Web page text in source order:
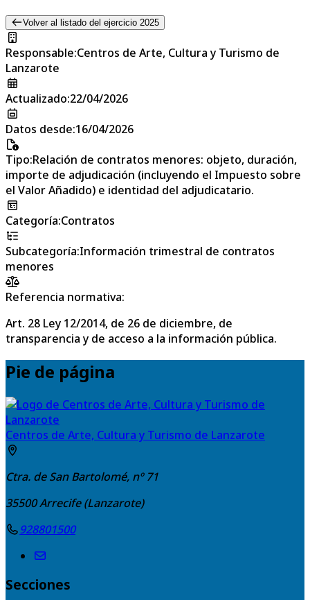
Volver al listado del ejercicio 2025
Responsable:Centros de Arte, Cultura y Turismo de
Lanzarote
Actualizado:22/04/2026
Datos desde:16/04/2026
Tipo:Relación de contratos menores: objeto, duración,
importe de adjudicación (incluyendo el Impuesto sobre
el Valor Añadido) e identidad del adjudicatario.
Categoría:Contratos
Subcategoría:Información trimestral de contratos
menores
Referencia normativa:
Art. 28 Ley 12/2014, de 26 de diciembre, de
transparencia y de acceso a la información pública.
Pie de página
Centros de Arte, Cultura y Turismo de Lanzarote
Ctra. de San Bartolomé, nº 71
35500Arrecife (Lanzarote)
928801500
Secciones